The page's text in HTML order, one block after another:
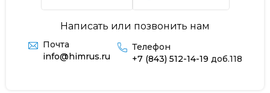
Написать или позвонить нам
Почта
info@himrus.ru
Телефон
+7 (843) 512-14-19 доб.118